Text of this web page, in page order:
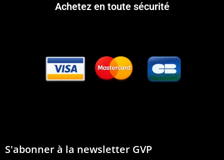
Achetez en toute sécurité
S'abonner à la newsletter GVP